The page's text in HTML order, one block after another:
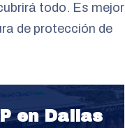
todo. Es mejor
de protección de
en Dallas